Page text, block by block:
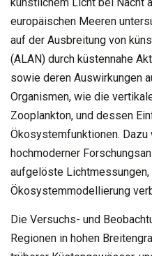
europäischen Meeren
auf der Ausbreitung von
(ALAN) durch küstennahe
sowie deren Auswirkungen
Organismen, wie die
Zooplankton, und dessen
Ökosystemfunktionen.
hochmoderner
aufgelöste
Ökosystemmodellierung
Die Versuchs- und
Regionen in hohen